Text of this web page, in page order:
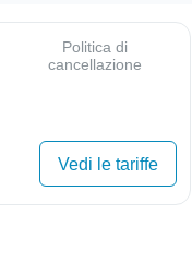
Politica di
cancellazione
Vedi le tariffe